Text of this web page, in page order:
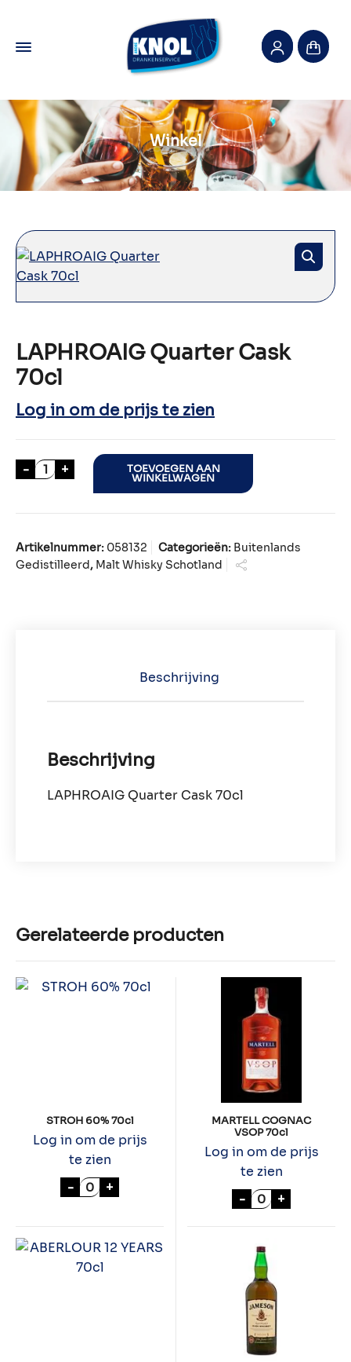
Winkel
LAPHROAIG Quarter Cask
70cl
Log in om de prijs te zien
- LAPHROAIG Quarter Cask 70cl aantal
+ TOEVOEGEN AAN
WINKELWAGEN
Artikelnummer: 058132 Categorieën: Buitenlands
Gedistilleerd, Malt Whisky Schotland
Beschrijving
Beschrijving
LAPHROAIG Quarter Cask 70cl
Gerelateerde producten
STROH 60% 70cl
Log in om de prijs
te zien
- STROH 60% 70cl aantal
+
MARTELL COGNAC
VSOP 70cl
Log in om de prijs
te zien
- MARTELL
+